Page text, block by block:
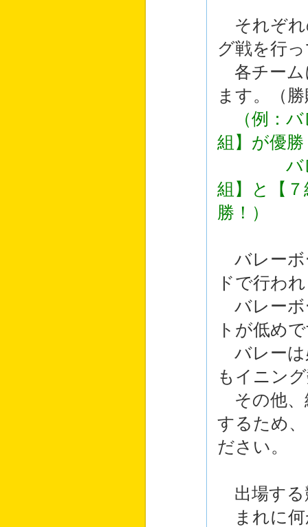
それぞれ
グ戦を行
各チーム
ます。（
（例：
組】が優勝
バレー
組】と【
勝！）
バレーボ
ドで行わ
バレーボ
トが低め
バレーは
もイニン
その他、
するため
ださい。
出場する
まれに何